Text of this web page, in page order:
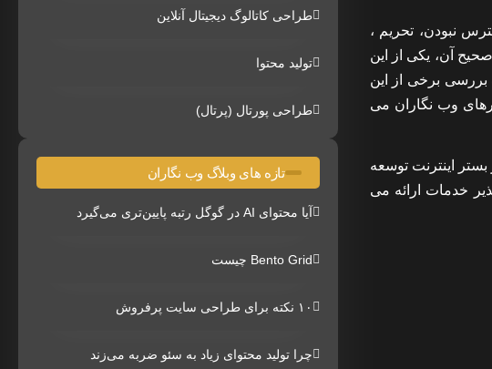
نبودن، تحریم ،
آن، یکی از این
برخی از این
وب نگاران می
اینترنت توسعه
خدمات ارائه می
طراحی کاتالوگ دیجیتال آنلاین
تولید محتوا
طراحی پورتال (پرتال)
تازه های وبلاگ وب نگاران
آیا محتوای AI در گوگل رتبه پایین‌تری می‌گیرد
Bento Grid چیست
۱۰ نکته برای طراحی سایت پرفروش
چرا تولید محتوای زیاد به سئو ضربه می‌زند